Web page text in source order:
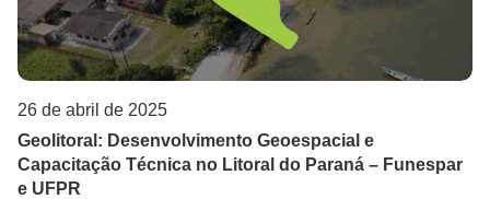
Guaraqueçaba
Guaratuba
Litoral do Paraná
Matinhos
26 de abril de 2025
Geolitoral: Desenvolvimento Geoespacial e
Capacitação Técnica no Litoral do Paraná – Funespar
e UFPR